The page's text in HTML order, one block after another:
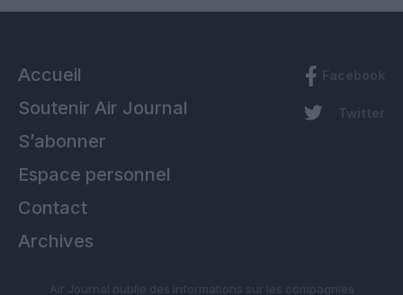
Accueil
Soutenir Air Journal
S’abonner
Espace personnel
Contact
Archives